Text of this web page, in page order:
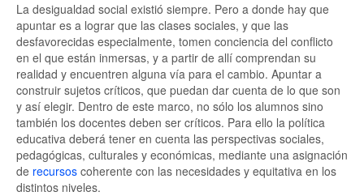
La desigualdad social existió siempre. Pero a donde hay que
apuntar es a lograr que las clases sociales, y que las
desfavorecidas especialmente, tomen conciencia del conflicto
en el que están inmersas, y a partir de allí comprendan su
realidad y encuentren alguna vía para el cambio. Apuntar a
construir sujetos críticos, que puedan dar cuenta de lo que son
y así elegir. Dentro de este marco, no sólo los alumnos sino
también los docentes deben ser críticos. Para ello la política
educativa deberá tener en cuenta las perspectivas sociales,
pedagógicas, culturales y económicas, mediante una asignación
de recursos coherente con las necesidades y equitativa en los
distintos niveles.